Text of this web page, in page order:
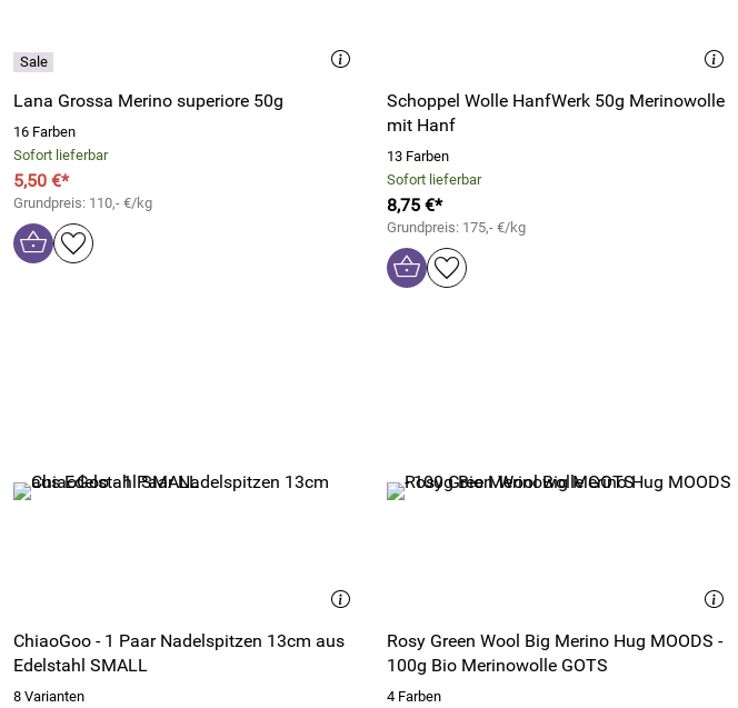
Lana Grossa Merino superiore 50g
16 Farben
Sofort lieferbar
5,50 €*
Grundpreis: 110,- €/kg
Schoppel Wolle HanfWerk 50g Merinowolle
mit Hanf
13 Farben
Sofort lieferbar
8,75 €*
Grundpreis: 175,- €/kg
ChiaoGoo - 1 Paar Nadelspitzen 13cm aus
Edelstahl SMALL
8 Varianten
Rosy Green Wool Big Merino Hug MOODS -
100g Bio Merinowolle GOTS
4 Farben